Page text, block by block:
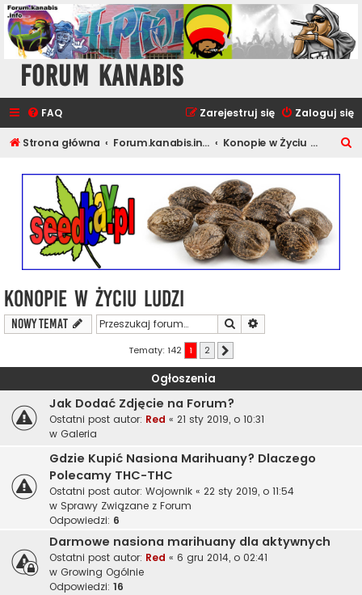
Forum Kanabis
FAQ Zaloguj się
Zarejestruj się
Strona główna Forum.kanabis.info - Ganja Tematy Konopie w Życiu Ludzi
Konopie w Życiu Ludzi
NOWY TEMAT Szukaj
Tematy: 142 1 2
Ogłoszenia
Jak Dodać Zdjęcie na Forum?
Ostatni post autor: Red « 21 sty 2019, o 10:31
w Galeria
Gdzie Kupić Nasiona Marihuany? Dlaczego
Polecamy THC-THC
Ostatni post autor: Wojownik « 22 sty 2019, o 11:54
w Sprawy Związane z Forum
Odpowiedzi: 6
Darmowe nasiona marihuany dla aktywnych
Ostatni post autor: Red « 6 gru 2014, o 02:41
w Growing Ogólnie
Odpowiedzi: 16